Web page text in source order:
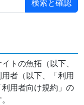
トの魚拓（以下、
者（以下、「利用
用者向け規約」の